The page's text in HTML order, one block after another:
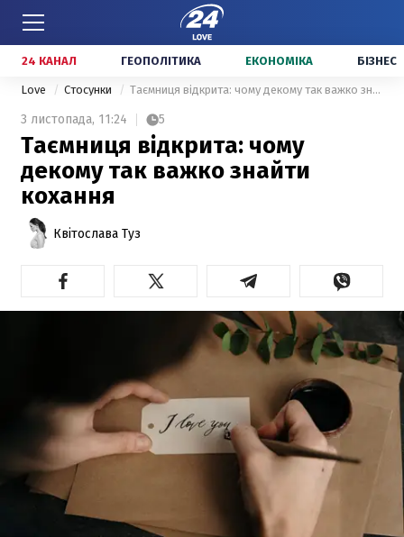
24 КАНАЛ ГЕОПОЛІТИКА ЕКОНОМІКА БІЗНЕС
Love Стосунки Таємниця відкрита: чому декому так важко знайти кохання
3 листопада, 11:24 5
Таємниця відкрита: чому
декому так важко знайти
кохання
Квітослава Туз